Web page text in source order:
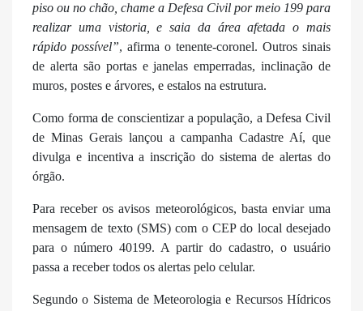
piso ou no chão, chame a Defesa Civil por meio 199 para
realizar uma vistoria, e saia da área afetada o mais
rápido possível”, afirma o tenente-coronel. Outros sinais
de alerta são portas e janelas emperradas, inclinação de
muros, postes e árvores, e estalos na estrutura.
Como forma de conscientizar a população, a Defesa Civil
de Minas Gerais lançou a campanha Cadastre Aí, que
divulga e incentiva a inscrição do sistema de alertas do
órgão.
Para receber os avisos meteorológicos, basta enviar uma
mensagem de texto (SMS) com o CEP do local desejado
para o número 40199. A partir do cadastro, o usuário
passa a receber todos os alertas pelo celular.
Segundo o Sistema de Meteorologia e Recursos Hídricos